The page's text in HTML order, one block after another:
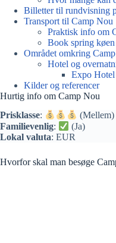
Billetter til rundvisning
Transport til Camp Nou
Praktisk info om
Book spring
Området omkring
Hotel og
Expo Hotel
Kilder og referencer
Hurtig info om Camp Nou
Prisklasse:
(Mellem)
Familievenlig:
(Ja)
Lokal valuta: EUR
Hvorfor skal man besøge